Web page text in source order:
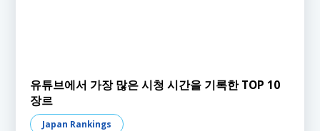
유튜브에서 가장 많은 시청 시간을 기록한 TOP 10
장르
Japan Rankings